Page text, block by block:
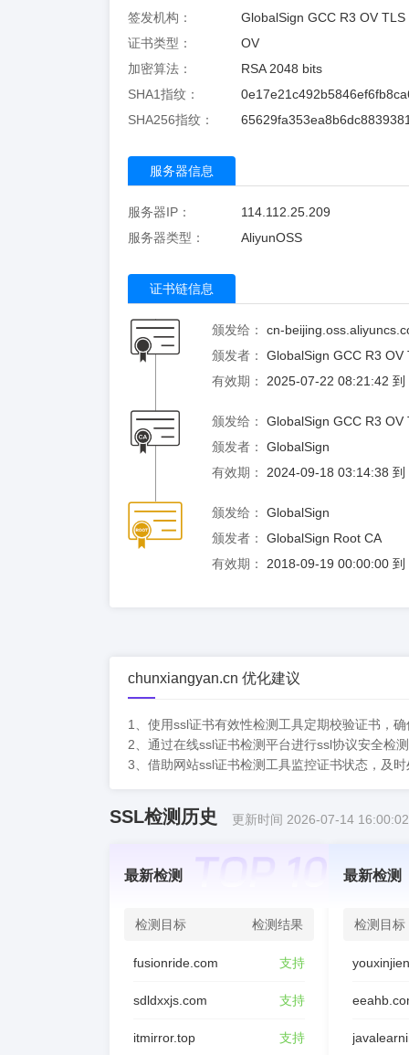
签发机构：
GlobalSign GCC R3 OV TLS
证书类型：
OV
加密算法：
RSA 2048 bits
SHA1指纹：
SHA256指纹：
服务器信息
服务器IP：
114.112.25.209
服务器类型：
AliyunOSS
证书链信息
颁发给：
cn-
颁发者：
GlobalSign GCC R3 OV
有效期：
2025-07-22 08:21:42
颁发给：
GlobalSign GCC R3 OV
颁发者：
GlobalSign
有效期：
2024-09-18 03:14:38
颁发给：
GlobalSign
颁发者：
GlobalSign Root CA
有效期：
2018-09-19 00:00:00
chunxiangyan.cn 优化建议
1、使用ssl证书有效性检测工具定期校验证书，
2、通过在线ssl证书检测平台进行ssl协议安全检
3、借助网站ssl证书检测工具监控证书状态，及
SSL检测历史 更新时间 2026-07-14 16:00:02
最新检测
检测目标 检测结果
fusionride.com 支持
sdldxxjs.com 支持
itmirror.top 支持
最新检测
检测目标